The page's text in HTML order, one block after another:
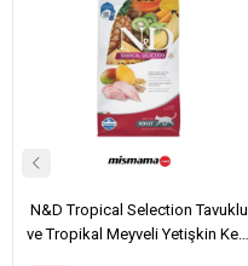
N&D Tropical Selection Tavuklu
ve Tropikal Meyveli Yetişkin Kedi